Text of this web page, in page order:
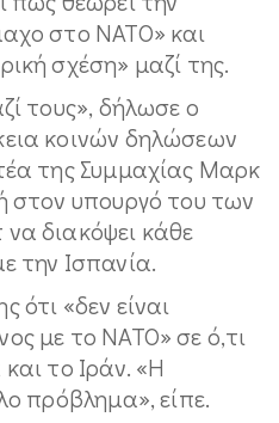
στο ΝΑΤΟ» και
σχέση» μαζί της.
τους», δήλωσε ο
κοινών δηλώσεων
της Συμμαχίας Μαρκ
στον υπουργό του των
διακόψει κάθε
την Ισπανία.
«δεν είναι
με το ΝΑΤΟ» σε ό,τι
το Ιράν. «Η
πρόβλημα», είπε.